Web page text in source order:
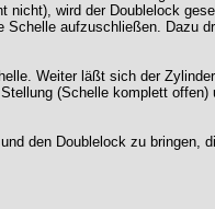
wird der Doublelock
aufzuschließen. Dazu
Weiter läßt sich der
(Schelle komplett offen)
den Doublelock zu bringen,